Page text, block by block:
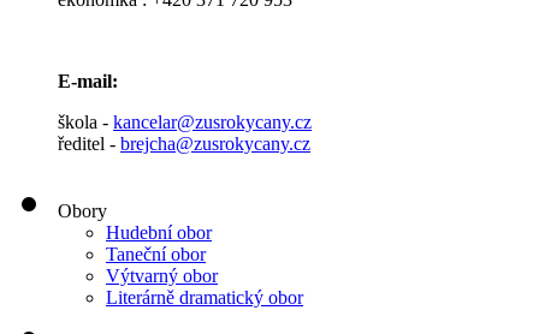
E-mail:
škola - kancelar@zusrokycany.cz
ředitel - brejcha@zusrokycany.cz
Obory
Hudební obor
Taneční obor
Výtvarný obor
Literárně dramatický obor